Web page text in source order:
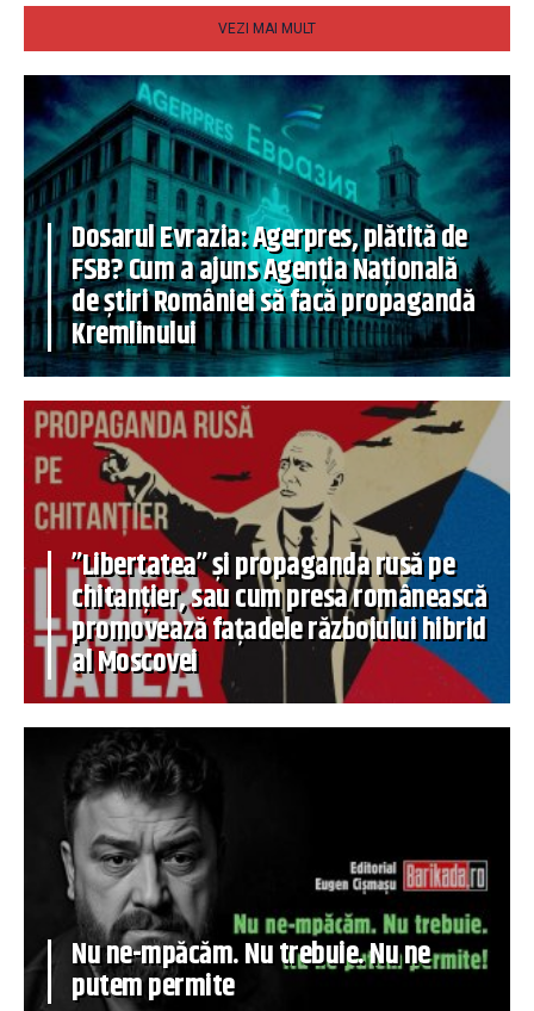
VEZI MAI MULT
Dosarul Evrazia: Agerpres, plătită de
FSB? Cum a ajuns Agenția Națională
de știri României să facă propagandă
Kremlinului
”Libertatea” și propaganda rusă pe
chitanțier, sau cum presa românească
promovează fațadele războiului hibrid
al Moscovei
Nu ne-mpăcăm. Nu trebuie. Nu ne
putem permite